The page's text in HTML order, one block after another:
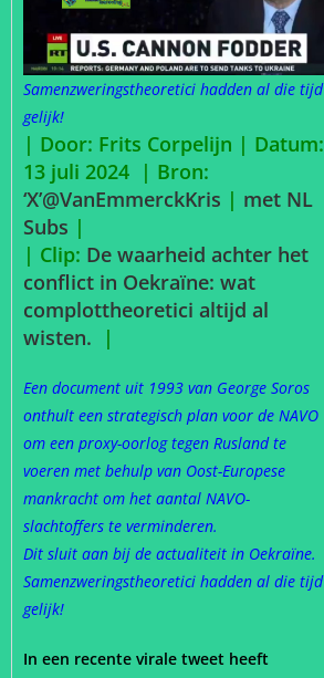
Samenzweringstheoretici hadden al die tijd
gelijk!
| Door: Frits Corpelijn | Datum:
13 juli 2024 | Bron:
‘X’@VanEmmerckKris | met NL
Subs |
| Clip: De waarheid achter het
conflict in Oekraïne: wat
complottheoretici altijd al
wisten.
|
Een document uit 1993 van George Soros
onthult een strategisch plan voor de NAVO
om een proxy-oorlog tegen Rusland te
voeren met behulp van Oost-Europese
mankracht om het aantal NAVO-
slachtoffers te verminderen.
Dit sluit aan bij de actualiteit in Oekraïne.
Samenzweringstheoretici hadden al die tijd
gelijk!
In een recente virale tweet heeft